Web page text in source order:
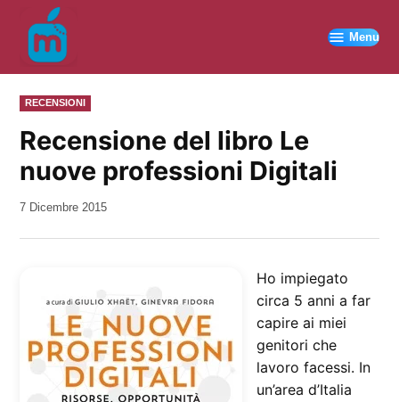
contenuto
Menu
PUBBLICATO
IN
RECENSIONI
Recensione del libro Le
nuove professioni Digitali
da
7 Dicembre 2015
Ho impiegato
circa 5 anni a far
capire ai miei
genitori che
lavoro facessi. In
un’area d’Italia